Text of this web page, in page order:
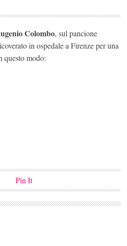
Colombo, sul pancione
in ospedale a Firenze per una
questo modo:
Pin It